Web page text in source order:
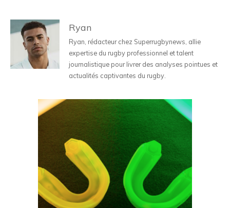
Ryan
Ryan, rédacteur chez Superrugbynews, allie
expertise du rugby professionnel et talent
journalistique pour livrer des analyses pointues et
actualités captivantes du rugby.